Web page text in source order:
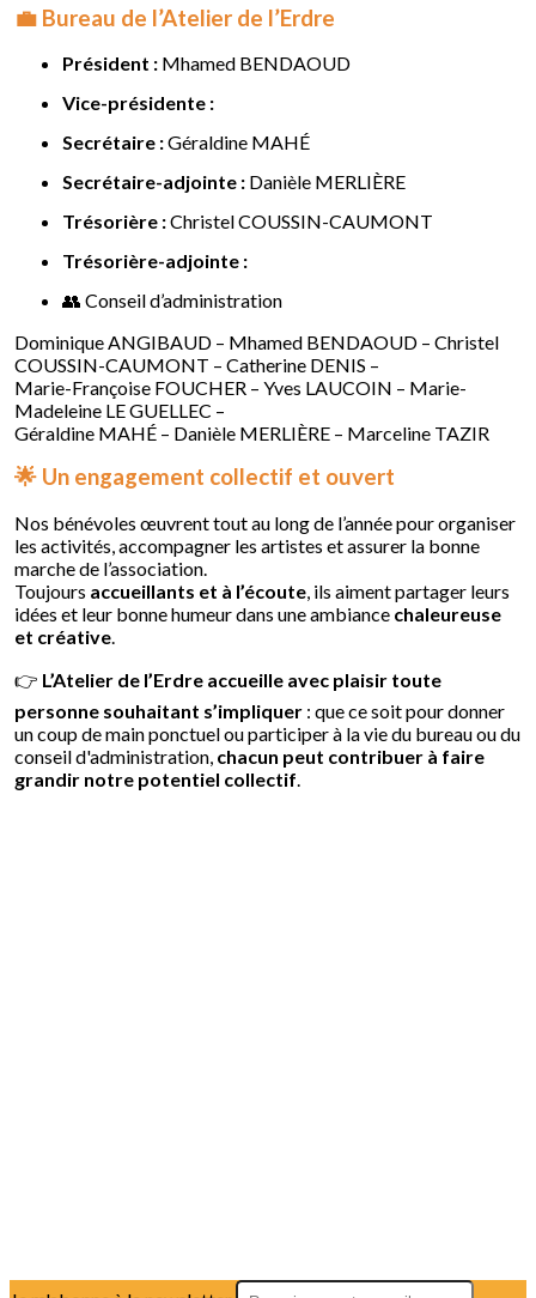
💼 Bureau de l’Atelier de l’Erdre
Président : Mhamed BENDAOUD
Vice-présidente :
Secrétaire :Géraldine MAHÉ
Secrétaire-adjointe : Danièle MERLIÈRE
Trésorière :Christel COUSSIN-CAUMONT
Trésorière-adjointe :
👥 Conseil d’administration
Dominique ANGIBAUD – Mhamed BENDAOUD – Christel
COUSSIN-CAUMONT – Catherine DENIS –
Marie-Françoise FOUCHER – Yves LAUCOIN – Marie-
Madeleine LE GUELLEC –
Géraldine MAHÉ – Danièle MERLIÈRE – Marceline TAZIR
🌟 Un engagement collectif et ouvert
Nos bénévoles œuvrent tout au long de l’année pour organiser
les activités, accompagner les artistes et assurer la bonne
marche de l’association.
Toujours accueillants et à l’écoute, ils aiment partager leurs
idées et leur bonne humeur dans une ambiance chaleureuse
et créative.
👉 L’Atelier de l’Erdre accueille avec plaisir toute
personne souhaitant s’impliquer : que ce soit pour donner
un coup de main ponctuel ou participer à la vie du bureau ou du
conseil d'administration, chacun peut contribuer à faire
grandir notre potentiel collectif.